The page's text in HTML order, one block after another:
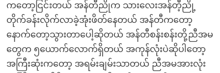
ကတော့ငြင်းတယ် အန်တီညိုက သားလေးအန်တီ့ညို့
တိုက်ခန်းလိုက်လာခဲ့အုံးဖိတ်နေတယ် အန်တီကတော့
နောက်တော့သွားတာပေါ့ဆိုတယ် အန်တီစန်းစန်းတို့ညီအမ
တွေက ၅ယောက်လောက်ရှိတယ် အကုန်လုံးပဲဆိုပါတော့
အကြီးဆုံးကတော့ အရမ်းချမ်းသာတယ် ညီအမအားလုံး